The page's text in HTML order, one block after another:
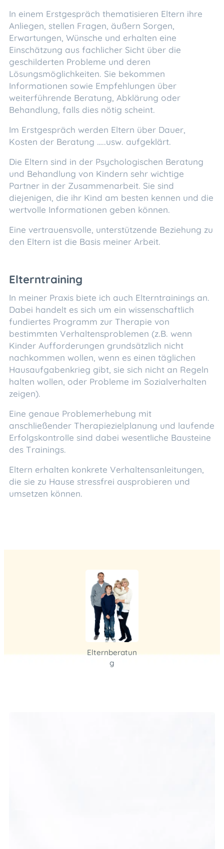
In einem Erstgespräch thematisieren Eltern ihre
Anliegen, stellen Fragen, äußern Sorgen,
Erwartungen, Wünsche und erhalten eine
Einschätzung aus fachlicher Sicht über die
geschilderten Probleme und deren
Lösungsmöglichkeiten. Sie bekommen
Informationen sowie Empfehlungen über
weiterführende Beratung, Abklärung oder
Behandlung, falls dies nötig scheint.
Im Erstgespräch werden Eltern über Dauer,
Kosten der Beratung …..usw. aufgeklärt.
Die Eltern sind in der Psychologischen Beratung
und Behandlung von Kindern sehr wichtige
Partner in der Zusammenarbeit. Sie sind
diejenigen, die ihr Kind am besten kennen und die
wertvolle Informationen geben können.
Eine vertrauensvolle, unterstützende Beziehung zu
den Eltern ist die Basis meiner Arbeit.
Elterntraining
In meiner Praxis biete ich auch Elterntrainings an.
Dabei handelt es sich um ein wissenschaftlich
fundiertes Programm zur Therapie von
bestimmten Verhaltensproblemen (z.B. wenn
Kinder Aufforderungen grundsätzlich nicht
nachkommen wollen, wenn es einen täglichen
Hausaufgabenkrieg gibt, sie sich nicht an Regeln
halten wollen, oder Probleme im Sozialverhalten
zeigen).
Eine genaue Problemerhebung mit
anschließender Therapiezielplanung und laufende
Erfolgskontrolle sind dabei wesentliche Bausteine
des Trainings.
Eltern erhalten konkrete Verhaltensanleitungen,
die sie zu Hause stressfrei ausprobieren und
umsetzen können.
Elternberatun
g